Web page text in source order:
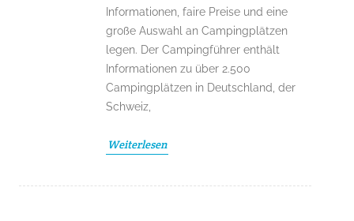
Informationen, faire Preise und eine
große Auswahl an Campingplätzen
legen. Der Campingführer enthält
Informationen zu über 2.500
Campingplätzen in Deutschland, der
Schweiz,
Weiterlesen